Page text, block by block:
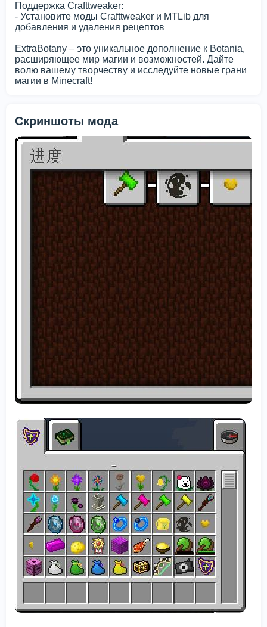
Поддержка Crafttweaker:
- Установите моды Crafttweaker и MTLib для
добавления и удаления рецептов
ExtraBotany – это уникальное дополнение к Botania,
расширяющее мир магии и возможностей. Дайте
волю вашему творчеству и исследуйте новые грани
магии в Minecraft!
Скриншоты мода